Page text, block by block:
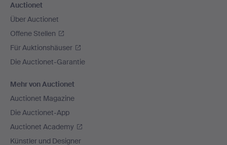
Auctionet
Über Auctionet
Offene Stellen
Für Auktionshäuser
Die Auctionet-Garantie
Mehr von Auctionet
Auctionet Magazine
Die Auctionet-App
Auctionet Academy
Künstler und Designer